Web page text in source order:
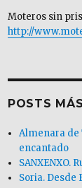
Moteros sin
http://
POSTS
Almenara de
encantado
SANXENXO.
Soria. Desde